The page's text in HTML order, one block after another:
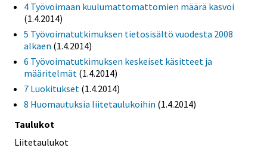
4 Työvoimaan kuulumattomattomien määrä kasvoi
(1.4.2014)
5 Työvoimatutkimuksen tietosisältö vuodesta 2008
alkaen (1.4.2014)
6 Työvoimatutkimuksen keskeiset käsitteet ja
määritelmät (1.4.2014)
7 Luokitukset (1.4.2014)
8 Huomautuksia liitetaulukoihin (1.4.2014)
Taulukot
Liitetaulukot